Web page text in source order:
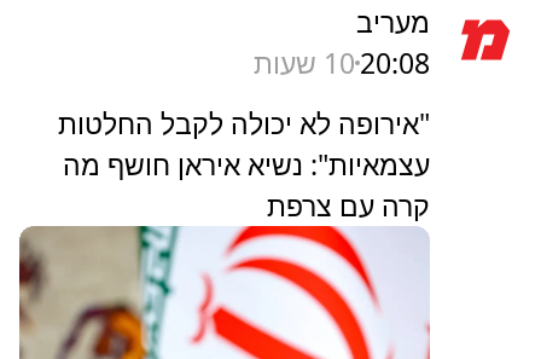
מעריב
20:0810 שעות
"אירופה לא יכולה לקבל החלטות
עצמאיות": נשיא איראן חושף מה
קרה עם צרפת